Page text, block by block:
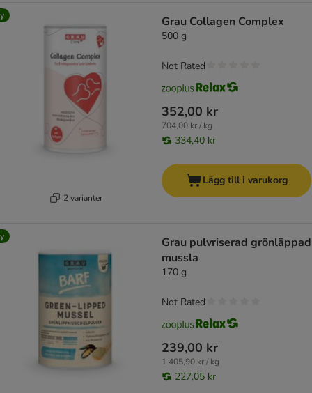
2 varianter
Grau Collagen Complex
500 g
352,00 kr
704,00 kr / kg
334,40 kr
Not Rated
Lägg till i varukorg
Grau pulvriserad grönläppad
mussla
170 g
239,00 kr
1 405,90 kr / kg
227,05 kr
Not Rated